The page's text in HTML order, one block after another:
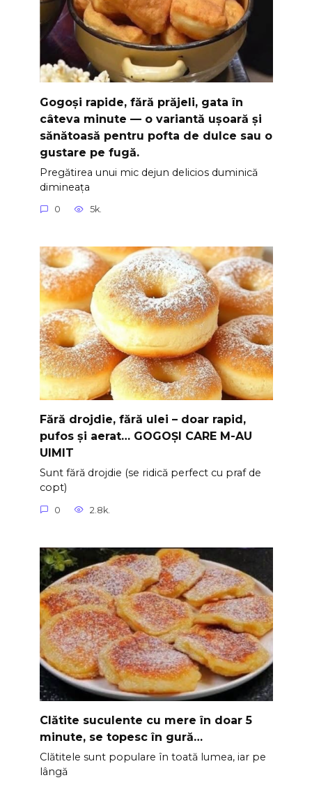
Gogoși rapide, fără prăjeli, gata în
câteva minute — o variantă ușoară și
sănătoasă pentru pofta de dulce sau o
gustare pe fugă.
Pregătirea unui mic dejun delicios duminică
dimineața
0 5k.
Fără drojdie, fără ulei – doar rapid,
pufos și aerat… GOGOȘI CARE M-AU
UIMIT
Sunt fără drojdie (se ridică perfect cu praf de
copt)
0 2.8k.
Clătite suculente cu mere în doar 5
minute, se topesc în gură…
Clătitele sunt populare în toată lumea, iar pe
lângă